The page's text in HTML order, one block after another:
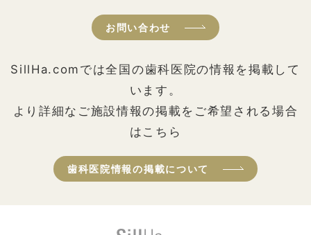
お問い合わせ
SillHa.comでは全国の歯科医院の情報を掲載して
います。
より詳細なご施設情報の掲載をご希望される場合
はこちら
歯科医院情報の掲載について